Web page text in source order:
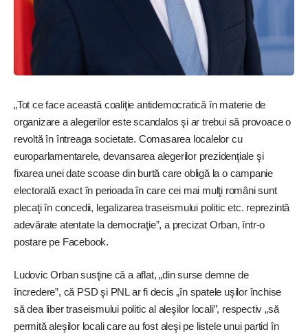
„Tot ce face această coaliţie antidemocratică în materie de
organizare a alegerilor este scandalos şi ar trebui să provoace o
revoltă în întreaga societate. Comasarea localelor cu
europarlamentarele, devansarea alegerilor prezidenţiale şi
fixarea unei date scoase din burtă care obligă la o campanie
electorală exact în perioada în care cei mai mulţi români sunt
plecaţi în concedii, legalizarea traseismului politic etc. reprezintă
adevărate atentate la democraţie”, a precizat Orban, ­într-o
postare pe Facebook.
Ludovic Orban susţine că a aflat, „din surse demne de
încredere”, că PSD şi PNL ar fi decis „în spatele uşilor închise
să dea liber traseismului politic al aleşilor locali”, respectiv „să
permită aleşilor locali care au fost aleşi pe listele unui partid în